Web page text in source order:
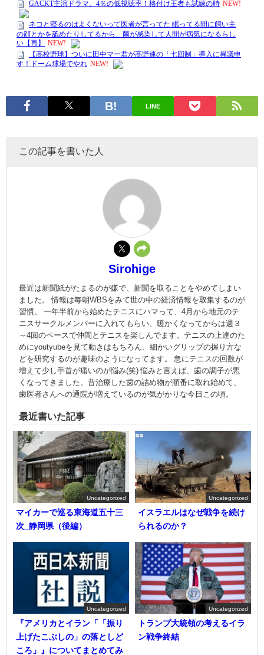
LINE
この記事を書いた人
Sirohige
最近は新聞紙がたまるのが嫌で、新聞を取ることをやめてしまい
ました。 情報は毎朝WBSをみて世の中の経済情報を取集するのが
習慣。 一年半前から始めたテニスにハマって、4月から地元のテ
ニスサークルメンバーに入れてもらい、暖かくなってからは週３
～4回のペースで仲間とテニスを楽しんでます。テニスの上達のた
めにyoutyubeを見て動きはもちろん、細かいグリップの握り方な
どを研究するのが趣味のようになってます。 急にテニスの回数が
増えて少し手首が痛いのが悩み(笑) 悩みと言えば、歯の調子が悪
くなってきました。昔治療した歯の詰め物が順番に取れ始めて、
歯医者さんへの通院が増えているのが気がかりな今日この頃。
最近書いた記事
Uncategorized
マイカーで巡る東海道五十三
次_静岡県（後編）
Uncategorized
イスラエルはなぜ戦争を続け
られるのか？
Uncategorized
『アメリカとイラン「「振り
上げたこぶしの」の落としど
ころ」』についてまとめてみ
Uncategorized
トランプ大統領の考えるイラ
ン戦争終結